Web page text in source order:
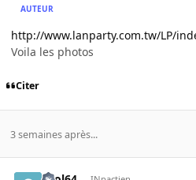
AUTEUR
http://www.lanparty.com.tw/LP/
Voila les photos
Citer
3 semaines après...